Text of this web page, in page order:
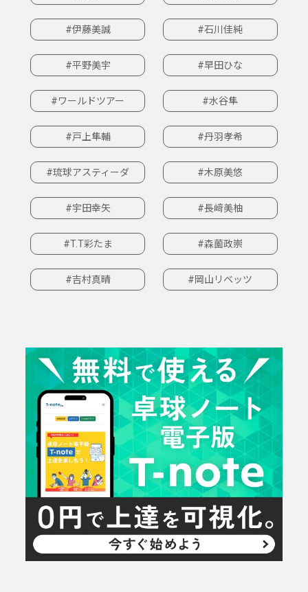
#伊藤美誠 #石川佳純
#平野美宇 #早田ひな
#ワールドツアー #水谷隼
#戸上隼輔 #丹羽孝希
#琉球アスティーダ #木原美悠
#宇田幸矢 #長﨑美柚
#T.T彩たま #森薗政崇
#吉村真晴 #岡山リベッツ